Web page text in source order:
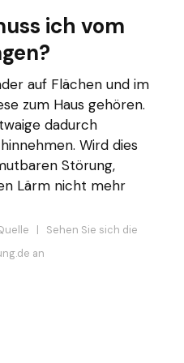
ich vom
auf Flächen und im
zum Haus gehören.
dadurch
Wird dies
Störung,
Lärm nicht mehr
| Sehen Sie sich die
an